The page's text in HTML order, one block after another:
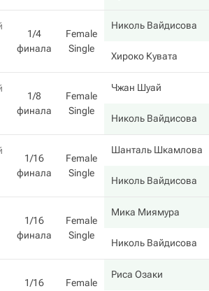
1/4
финала
Female
Single
Николь Вайдисова
Хироко Кувата
1/8
финала
Female
Single
Чжан Шуай
Николь Вайдисова
1/16
финала
Female
Single
Шанталь Шкамлова
Николь Вайдисова
1/16
финала
Female
Single
Мика Миямура
Николь Вайдисова
1/16
Female
Риса Озаки